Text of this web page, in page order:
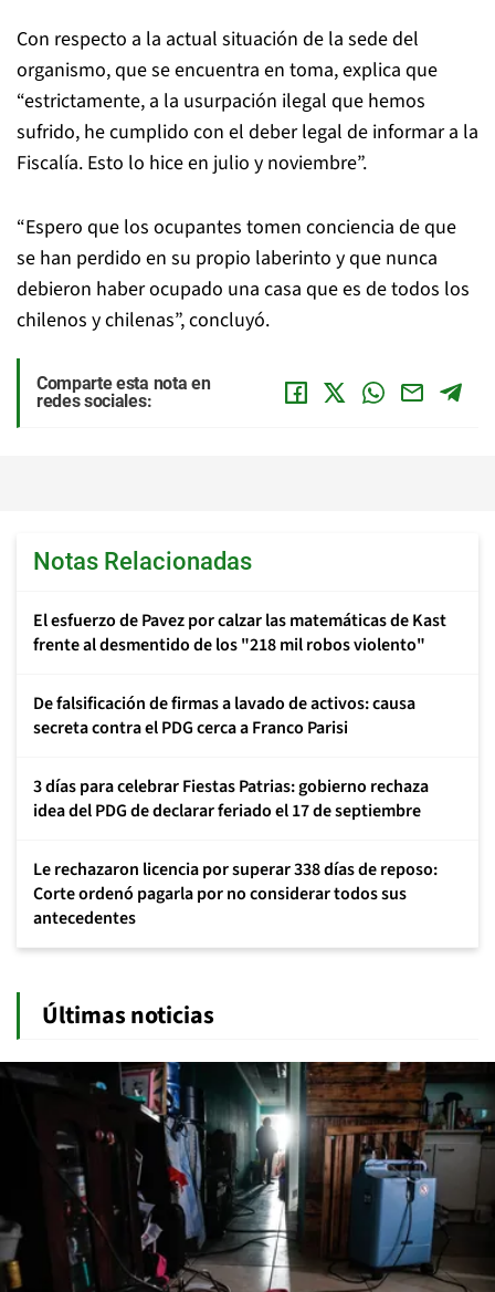
Con respecto a la actual situación de la sede del
organismo, que se encuentra en toma, explica que
“estrictamente, a la usurpación ilegal que hemos
sufrido, he cumplido con el deber legal de informar a la
Fiscalía. Esto lo hice en julio y noviembre”.
“Espero que los ocupantes tomen conciencia de que
se han perdido en su propio laberinto y que nunca
debieron haber ocupado una casa que es de todos los
chilenos y chilenas”, concluyó.
Comparte esta nota en
redes sociales:
Notas Relacionadas
El esfuerzo de Pavez por calzar las matemáticas de Kast
frente al desmentido de los "218 mil robos violento"
De falsificación de firmas a lavado de activos: causa
secreta contra el PDG cerca a Franco Parisi
3 días para celebrar Fiestas Patrias: gobierno rechaza
idea del PDG de declarar feriado el 17 de septiembre
Le rechazaron licencia por superar 338 días de reposo:
Corte ordenó pagarla por no considerar todos sus
antecedentes
Últimas noticias